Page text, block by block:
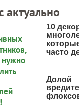
актуально
10
часто
Долой